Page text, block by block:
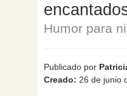
Humor para
Publicado por
Creado: 26 de junio